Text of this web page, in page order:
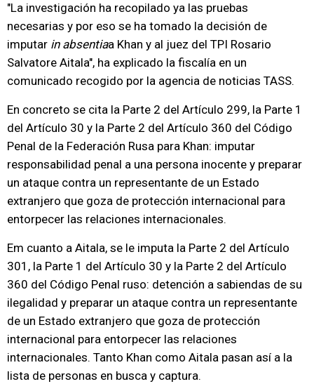
"La investigación ha recopilado ya las pruebas
necesarias y por eso se ha tomado la decisión de
imputar in absentiaa Khan y al juez del TPI Rosario
Salvatore Aitala", ha explicado la fiscalía en un
comunicado recogido por la agencia de noticias TASS.
En concreto se cita la Parte 2 del Artículo 299, la Parte 1
del Artículo 30 y la Parte 2 del Artículo 360 del Código
Penal de la Federación Rusa para Khan: imputar
responsabilidad penal a una persona inocente y preparar
un ataque contra un representante de un Estado
extranjero que goza de protección internacional para
entorpecer las relaciones internacionales.
Em cuanto a Aitala, se le imputa la Parte 2 del Artículo
301, la Parte 1 del Artículo 30 y la Parte 2 del Artículo
360 del Código Penal ruso: detención a sabiendas de su
ilegalidad y preparar un ataque contra un representante
de un Estado extranjero que goza de protección
internacional para entorpecer las relaciones
internacionales. Tanto Khan como Aitala pasan así a la
lista de personas en busca y captura.